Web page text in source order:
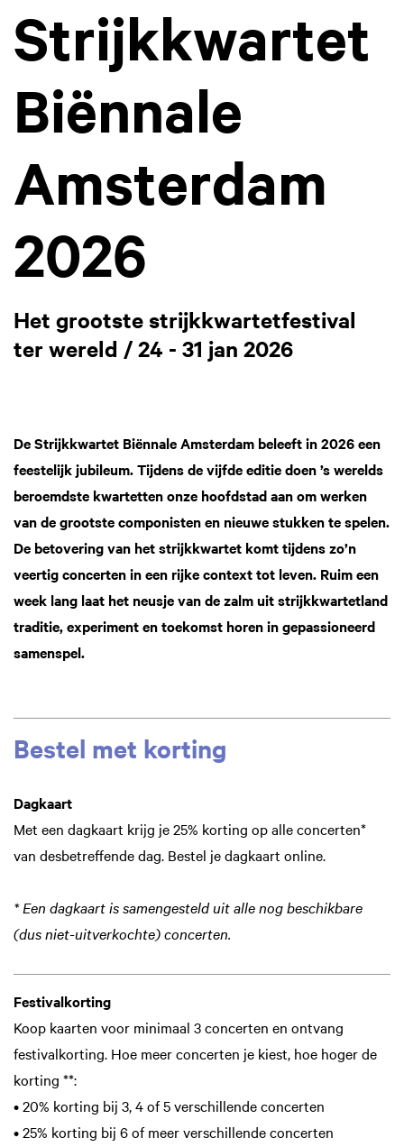
Strijkkwartet
Biënnale
Amsterdam
2026
Het grootste strijkkwartetfestival
ter wereld / 24 - 31 jan 2026
De Strijkkwartet Biënnale Amsterdam beleeft in 2026 een
feestelijk jubileum. Tijdens de vijfde editie doen ’s werelds
beroemdste kwartetten onze hoofdstad aan om werken
van de grootste componisten en nieuwe stukken te spelen.
De betovering van het strijkkwartet komt tijdens zo’n
veertig concerten in een rijke context tot leven. Ruim een
week lang laat het neusje van de zalm uit strijkkwartetland
traditie, experiment en toekomst horen in gepassioneerd
samenspel.
Bestel met korting
Dagkaart
Met een dagkaart krijg je 25% korting op alle concerten*
van desbetreffende dag. Bestel je dagkaart online.
* Een dagkaart is samengesteld uit alle nog beschikbare
(dus niet-uitverkochte) concerten.
Festivalkorting
Koop kaarten voor minimaal 3 concerten en ontvang
festivalkorting. Hoe meer concerten je kiest, hoe hoger de
korting **:
• 20% korting bij 3, 4 of 5 verschillende concerten
• 25% korting bij 6 of meer verschillende concerten